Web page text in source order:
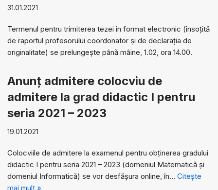
31.01.2021
Termenul pentru trimiterea tezei în format electronic (însoțită
de raportul profesorului coordonator și de declarația de
originalitate) se prelungește până mâine, 1.02, ora 14.00.
Anunț admitere colocviu de
admitere la grad didactic I pentru
seria 2021 – 2023
19.01.2021
Colocviile de admitere la examenul pentru obținerea gradului
didactic I pentru seria 2021 – 2023 (domeniul Matematică și
domeniul Informatică) se vor desfășura online, în… Citește
mai mult »